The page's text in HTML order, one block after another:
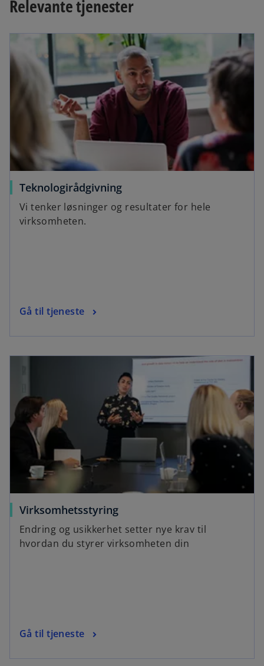
s
n
a
n
e
w
t
a
b
Relevante tjenester
Teknologirådgivning
Vi tenker løsninger og resultater for hele
virksomheten.
Gå til tjeneste
Virksomhetsstyring
Endring og usikkerhet setter nye krav til
hvordan du styrer virksomheten din
Gå til tjeneste